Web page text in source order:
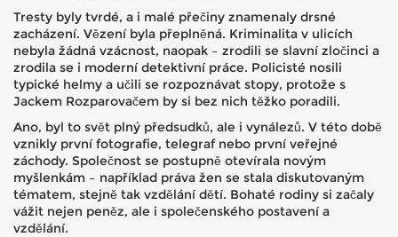
Tresty byly tvrdé, a i malé přečiny znamenaly drsné
zacházení. Vězení byla přeplněná. Kriminalita v ulicích
nebyla žádná vzácnost, naopak – zrodili se slavní zločinci a
zrodila se i moderní detektivní práce. Policisté nosili
typické helmy a učili se rozpoznávat stopy, protože s
Jackem Rozparovačem by si bez nich těžko poradili.
Ano, byl to svět plný předsudků, ale i vynálezů. V této době
vznikly první fotografie, telegraf nebo první veřejné
záchody. Společnost se postupně otevírala novým
myšlenkám – například práva žen se stala diskutovaným
tématem, stejně tak vzdělání dětí. Bohaté rodiny si začaly
vážit nejen peněz, ale i společenského postavení a
vzdělání.